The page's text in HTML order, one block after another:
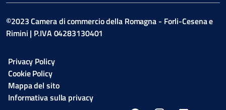
©2023 Camera di commercio della Romagna - Forli-Cesena e
Rimini | P.IVA 04283130401
Privacy Policy
Cookie Policy
Mappa del sito
Informativa sulla privacy